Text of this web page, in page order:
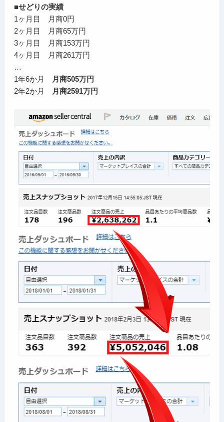
■せどりの実績
1ヶ月目 月商0円
2ヶ月目 月商65万円
3ヶ月目 月商153万円
4ヶ月目 月商261万円
…
1年6か月
月商505万円
2年2か月
月商2591万円